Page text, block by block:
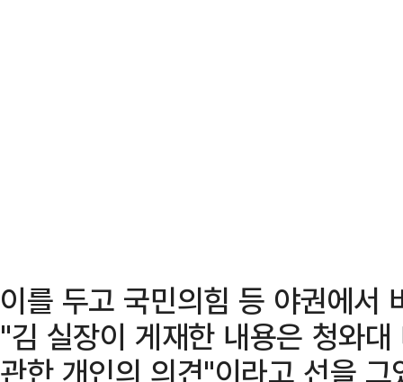
이를 두고 국민의힘 등 야권에서
"김 실장이 게재한 내용은 청와
관한 개인의 의견"이라고 선을 그